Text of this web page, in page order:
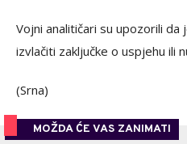
Vojni analitičari su upozorili da
izvlačiti zaključke o uspjehu ili
(Srna)
MOŽDA ĆE VAS ZANIMATI